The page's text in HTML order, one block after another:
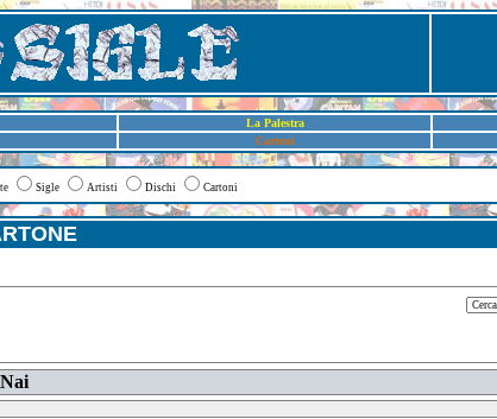
La Palestra
Cartoni
Sigle Artisti Dischi Cartoni